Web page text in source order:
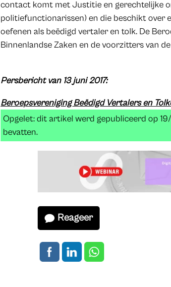
contact komt met Justitie en gerechtelijke
politiefunctionarissen) en die beschikt over
oefenen als beëdigd vertaler en tolk. De
Binnenlandse Zaken en de voorzitters van
Persbericht van 13 juni 2017:
Beroepsvereniging Beëdigd Vertalers en
Opgelet: dit artikel werd gepubliceerd op
bevatten.
Reageer